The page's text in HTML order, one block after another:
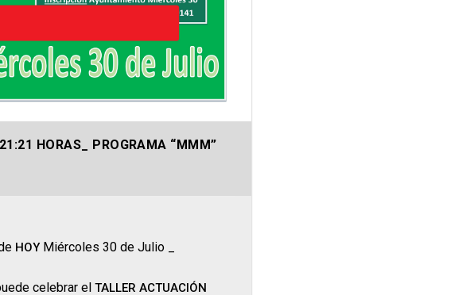
HORAS_ PROGRAMA “MMM”
HOYMiércoles 30 de Julio _
celebrar el TALLER ACTUACIÓN